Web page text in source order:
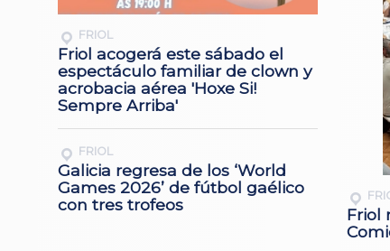
FRIOL
Friol acogerá este sábado el
espectáculo familiar de clown y
acrobacia aérea 'Hoxe Si!
Sempre Arriba'
FRIOL
Galicia regresa de los ‘World
Games 2026’ de fútbol gaélico
con tres trofeos
Friol